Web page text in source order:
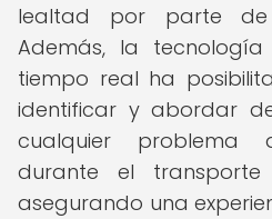
lealtad por parte de
Además, la
tiempo real ha
identificar y abordar
cualquier problema
durante el
asegurando una